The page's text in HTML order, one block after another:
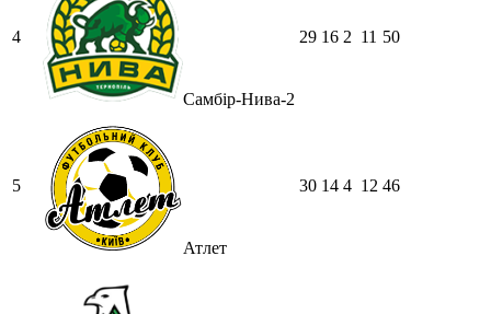
4
Самбір-Нива-2
29 16 2 11 50
5
Атлет
30 14 4 12 46